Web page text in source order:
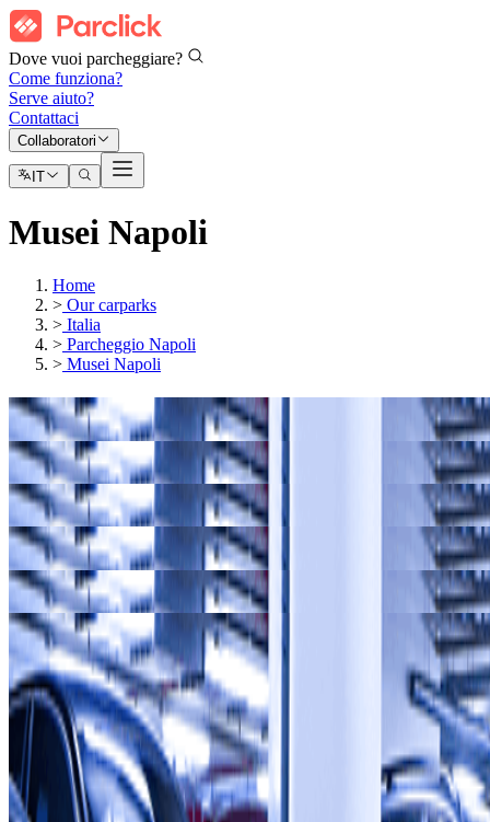
Dove vuoi parcheggiare?
Come funziona?
Serve aiuto?
Contattaci
Collaboratori
IT
Musei Napoli
Home
> Our carparks
> Italia
> Parcheggio Napoli
> Musei Napoli
I nostri parcheggi a Villa Pignatelli
I nostri parcheggi a Museo Archeologico di Napoli
I nostri parcheggi a Cappella Sansevero
I nostri parcheggi a Castel Sant'Elmo
I nostri parcheggi a Certosa di San Martino
I nostri parcheggi a Museo di Capodimonte
Iscriviti alla nostra Newsletter e rimani
aggiornato su sconti, concorsi e tante
altre sorprese.